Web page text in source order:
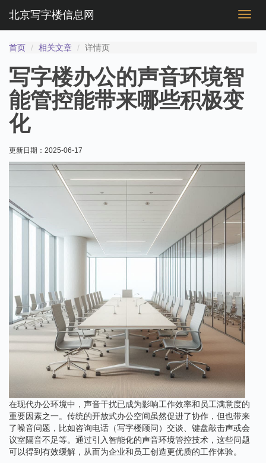
切
北京写字楼信息网
首页 相关文章 详情页
写字楼办公的声音环境智
能管控能带来哪些积极变
化
更新日期： 2025-06-17
在现代办公环境中，声音干扰已成为影响工作效率和员工满意度的
重要因素之一。传统的开放式办公空间虽然促进了协作，但也带来
了噪音问题，比如咨询电话（写字楼顾问）交谈、键盘敲击声或会
议室隔音不足等。通过引入智能化的声音环境管控技术，这些问题
可以得到有效缓解，从而为企业和员工创造更优质的工作体验。